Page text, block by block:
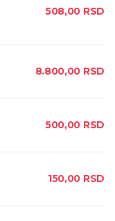
508,00 RSD
8.800,00 RSD
500,00 RSD
150,00 RSD